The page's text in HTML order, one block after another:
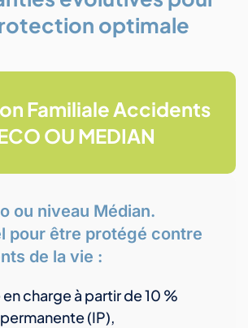
optimale
Familiale Accidents
OU MEDIAN
ou niveau Médian.
pour être protégé contre
de la vie :
charge à partir de 10 %
(IP),